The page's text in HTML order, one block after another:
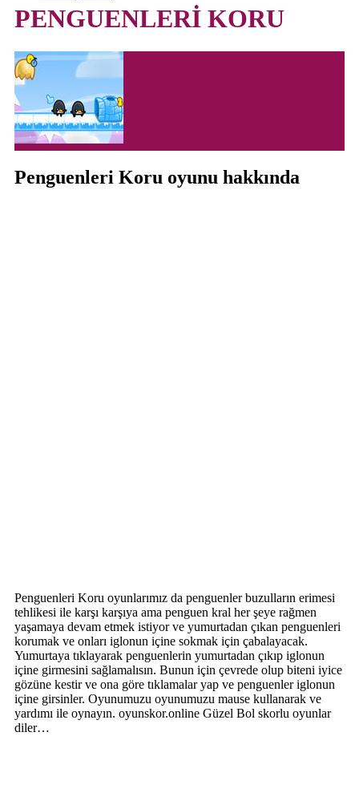
PENGUENLERİ KORU
Penguenleri Koru oyunu hakkında
Penguenleri Koru oyunlarımız da penguenler buzulların erimesi
tehlikesi ile karşı karşıya ama penguen kral her şeye rağmen
yaşamaya devam etmek istiyor ve yumurtadan çıkan penguenleri
korumak ve onları iglonun içine sokmak için çabalayacak.
Yumurtaya tıklayarak penguenlerin yumurtadan çıkıp iglonun
içine girmesini sağlamalısın. Bunun için çevrede olup biteni iyice
gözüne kestir ve ona göre tıklamalar yap ve penguenler iglonun
içine girsinler. Oyunumuzu oyunumuzu mause kullanarak ve
yardımı ile oynayın. oyunskor.online Güzel Bol skorlu oyunlar
diler…